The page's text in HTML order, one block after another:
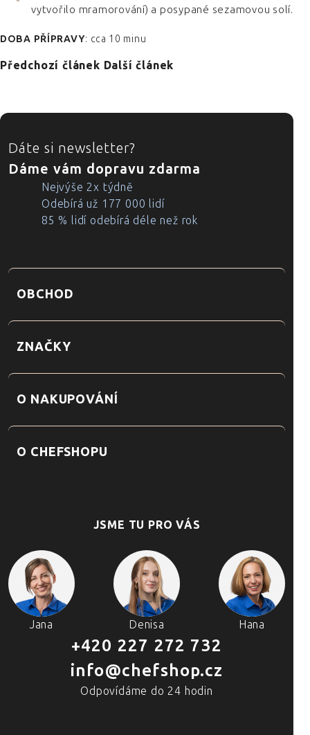
vytvořilo mramorování) a posypané sezamovou solí.
DOBA PŘÍPRAVY: cca 10 minu
Předchozí článek Další článek
ZÁPATÍ
Dáte si newsletter?
Dáme vám dopravu zdarma
Nejvýše 2x týdně
Odebírá už 177 000 lidí
85 % lidí odebírá déle než rok
OBCHOD
ZNAČKY
O NAKUPOVÁNÍ
O CHEFSHOPU
JSME TU PRO VÁS
Jana Denisa Hana
+420 227 272 732
info@chefshop.cz
Odpovídáme do 24 hodin